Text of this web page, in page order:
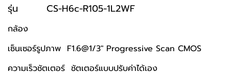
รุ่น CS-H6c-R105-1L2WF
กล้อง
เซ็นเซอร์รูปภาพ F1.6@1/3" Progressive Scan CMOS
ความเร็วชัตเตอร์ ชัตเตอร์แบบปรับค่าได้เอง